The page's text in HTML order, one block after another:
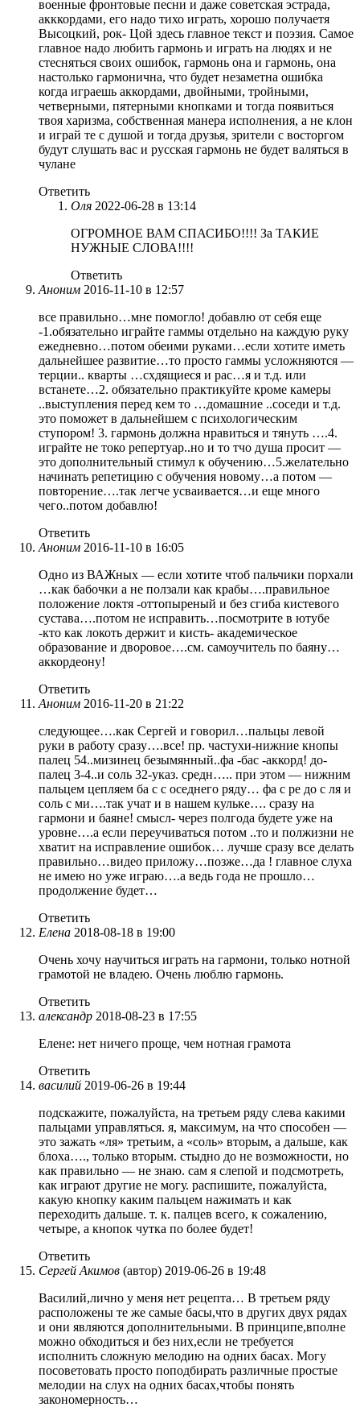
военные фронтовые песни и даже советская эстрада,
акккордами, его надо тихо играть, хорошо получаетя
Высоцкий, рок- Цой здесь главное текст и поэзия. Самое
главное надо любить гармонь и играть на людях и не
стесняться своих ошибок, гармонь она и гармонь, она
настолько гармонична, что будет незаметна ошибка
когда играешь аккордами, двойными, тройными,
четверными, пятерными кнопками и тогда появиться
твоя харизма, собственная манера исполнения, а не клон
и играй те с душой и тогда друзья, зрители с восторгом
будут слушать вас и русская гармонь не будет валяться в
чулане
Ответить
Оля 2022-06-28 в 13:14
ОГРОМНОЕ ВАМ СПАСИБО!!!! За ТАКИЕ
НУЖНЫЕ СЛОВА!!!!
Ответить
Аноним 2016-11-10 в 12:57
все правильно…мне помогло! добавлю от себя еще
-1.обязательно играйте гаммы отдельно на каждую руку
ежедневно…потом обеими руками…если хотите иметь
дальнейшее развитие…то просто гаммы усложняются —
терции.. кварты …схдящиеся и рас…я и т.д. или
встанете…2. обязательно практикуйте кроме камеры
..выступления перед кем то …домашние ..соседи и т.д.
это поможет в дальнейшем с психологическим
ступором! 3. гармонь должна нравиться и тянуть ….4.
играйте не токо репертуар..но и то тчо душа просит —
это дополнительный стимул к обучению…5.желательно
начинать репетицию с обучения новому…а потом —
повторение….так легче усваивается…и еще много
чего..потом добавлю!
Ответить
Аноним 2016-11-10 в 16:05
Одно из ВАЖных — если хотите чтоб пальчики порхали
…как бабочки а не ползали как крабы….правильное
положение локтя -оттопыреный и без сгиба кистевого
сустава….потом не исправить…посмотрите в ютубе
-кто как локоть держит и кисть- академическое
образование и дворовое….см. самоучитель по баяну…
аккордеону!
Ответить
Аноним 2016-11-20 в 21:22
следующее….как Сергей и говорил…пальцы левой
руки в работу сразу….все! пр. частухи-нижние кнопы
палец 54..мизинец безымянный..фа -бас -аккорд! до-
палец 3-4..и соль 32-указ. средн….. при этом — нижним
пальцем цепляем ба с с оседнего ряду… фа с ре до с ля и
соль с ми….так учат и в нашем кульке…. сразу на
гармони и баяне! смысл- через полгода будете уже на
уровне….а если переучиваться потом ..то и полжизни не
хватит на исправление ошибок… лучше сразу все делать
правильно…видео приложу…позже…да ! главное слуха
не имею но уже играю….а ведь года не прошло…
продолжение будет…
Ответить
Елена 2018-08-18 в 19:00
Очень хочу научиться играть на гармони, только нотной
грамотой не владею. Очень люблю гармонь.
Ответить
александр 2018-08-23 в 17:55
Елене: нет ничего проще, чем нотная грамота
Ответить
василий 2019-06-26 в 19:44
подскажите, пожалуйста, на третьем ряду слева какими
пальцами управляться. я, максимум, на что способен —
это зажать «ля» третьим, а «соль» вторым, а дальше, как
блоха…., только вторым. стыдно до не возможности, но
как правильно — не знаю. сам я слепой и подсмотреть,
как играют другие не могу. распишите, пожалуйста,
какую кнопку каким пальцем нажимать и как
переходить дальше. т. к. палцев всего, к сожалению,
четыре, а кнопок чутка по более будет!
Ответить
Сергей Акимов (автор) 2019-06-26 в 19:48
Василий,лично у меня нет рецепта… В третьем ряду
расположены те же самые басы,что в других двух рядах
и они являются дополнительными. В принципе,вполне
можно обходиться и без них,если не требуется
исполнить сложную мелодию на одних басах. Могу
посоветовать просто поподбирать различные простые
мелодии на слух на одних басах,чтобы понять
закономерность…